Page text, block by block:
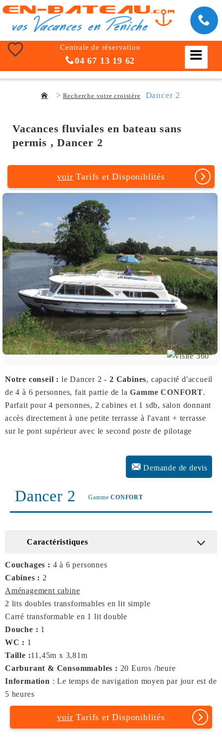
Centrale de réservation
04 67 13 19 62
Recherche votre croisière Dancer 2
Vacances fluviales en bateau sans
permis , Dancer 2
voir Tarifs et Disponiblités
Notre conseil : le Dancer 2 -2 Cabines, capacité d'accueil
de 4 à 6 personnes, fait partie de laGamme CONFORT.
Parfait pour 4 personnes, 2 cabines et 1 sdb, salon donnant
accès directement à une petite terrasse à l'avant + terrasse
sur le pont supérieur avec le second poste de pilotage
Demande de devis
Dancer 2 GammeCONFORT
Caractéristiques
Couchages : 4 à 6 personnes
Cabines : 2
Aménagement cabine
2 lits doubles transformables en lit simple
Carré transformable en 1 lit double
Douche : 1
WC : 1
Taille :11,45m x 3,81m
Carburant & Consommables : 20 Euros /heure
Information : Le temps de navigation moyen par jour est de
5 heures
voir Tarifs et Disponiblités